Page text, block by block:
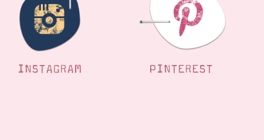
INSTAGRAM PINTEREST